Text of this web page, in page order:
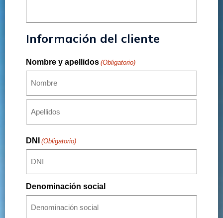
Información del cliente
Nombre y apellidos (Obligatorio)
DNI (Obligatorio)
Denominación social